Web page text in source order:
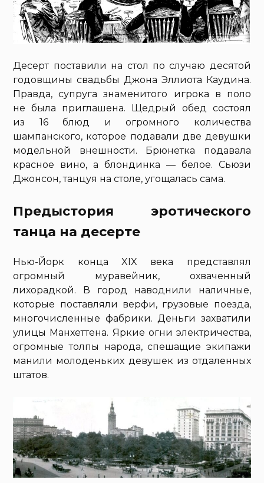
Десерт поставили на стол по случаю десятой
годовщины свадьбы Джона Эллиота Каудина.
Правда, супруга знаменитого игрока в поло
не была приглашена. Щедрый обед состоял
из 16 блюд и огромного количества
шампанского, которое подавали две девушки
модельной внешности. Брюнетка подавала
красное вино, а блондинка — белое. Сьюзи
Джонсон, танцуя на столе, угощалась сама.
Предыстория эротического
танца на десерте
Нью-Йорк конца XIX века представлял
огромный муравейник, охваченный
лихорадкой. В город наводнили наличные,
которые поставляли верфи, грузовые поезда,
многочисленные фабрики. Деньги захватили
улицы Манхеттена. Яркие огни электричества,
огромные толпы народа, спешащие экипажи
манили молоденьких девушек из отдаленных
штатов.